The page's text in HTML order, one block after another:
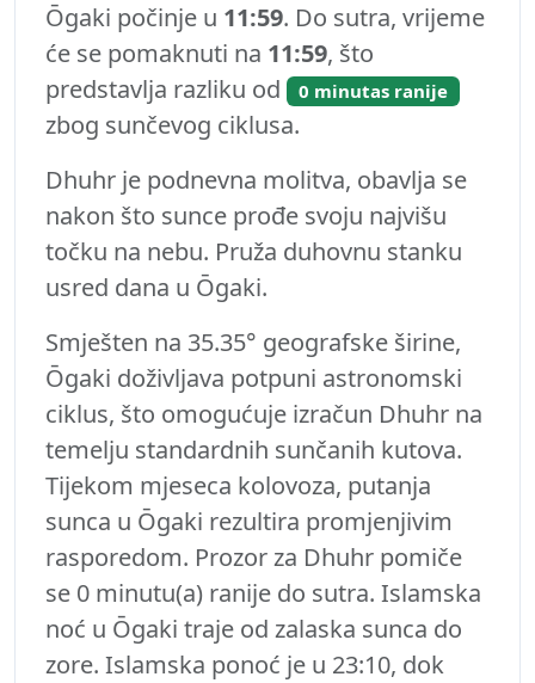
Ōgaki počinje u 11:59. Do sutra, vrijeme
će se pomaknuti na 11:59, što
predstavlja razliku od
0 minutas ranije
zbog sunčevog ciklusa.
Dhuhr je podnevna molitva, obavlja se
nakon što sunce prođe svoju najvišu
točku na nebu. Pruža duhovnu stanku
usred dana u Ōgaki.
Smješten na 35.35° geografske širine,
Ōgaki doživljava potpuni astronomski
ciklus, što omogućuje izračun Dhuhr na
temelju standardnih sunčanih kutova.
Tijekom mjeseca kolovoza, putanja
sunca u Ōgaki rezultira promjenjivim
rasporedom. Prozor za Dhuhr pomiče
se 0 minutu(a) ranije do sutra. Islamska
noć u Ōgaki traje od zalaska sunca do
zore. Islamska ponoć je u 23:10, dok